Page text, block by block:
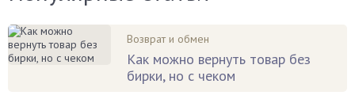
Возврат и обмен
Как можно вернуть товар без
бирки, но с чеком